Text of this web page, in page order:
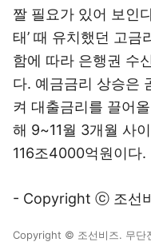
짤 필요가 있어 보인
태’ 때 유치했던 고
함에 따라 은행권 수
다. 예금금리 상승은
켜 대출금리를 끌어
해 9~11월 3개월 사
116조4000억원이다.
- Copyright ⓒ 조선
Copyright © 조선비즈. 무단